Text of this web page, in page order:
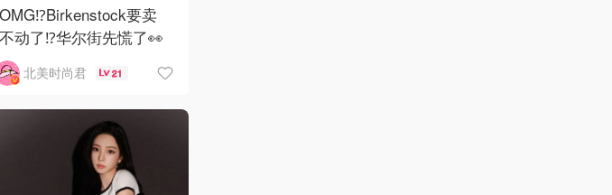
OMG⁉️Birkenstock要卖
不动了⁉华尔街先慌了👀
😱
北美时尚君 21